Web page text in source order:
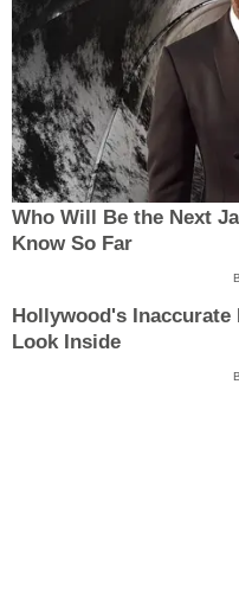
Who Will Be the Next
Know So Far
Hollywood's Inaccurate
Look Inside